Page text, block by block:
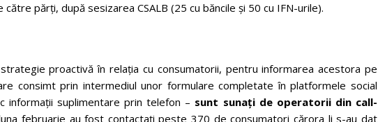
către părți, după sesizarea CSALB (25 cu băncile și 50 cu IFN-urile).
proactivă în relația cu consumatorii, pentru informarea acestora pe
consimt prin intermediul unor formulare completate în platformele social
informații suplimentare prin telefon – sunt sunați de operatorii din call-
februarie au fost contactați peste 370 de consumatori cărora li s-au dat